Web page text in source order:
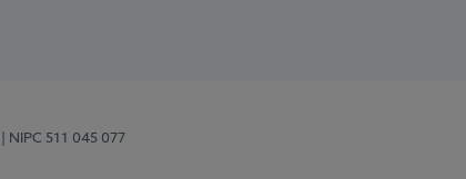
| NIPC 511 045 077